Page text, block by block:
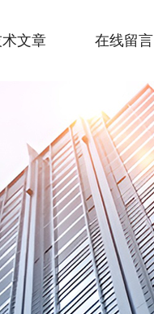
文章 在线留言